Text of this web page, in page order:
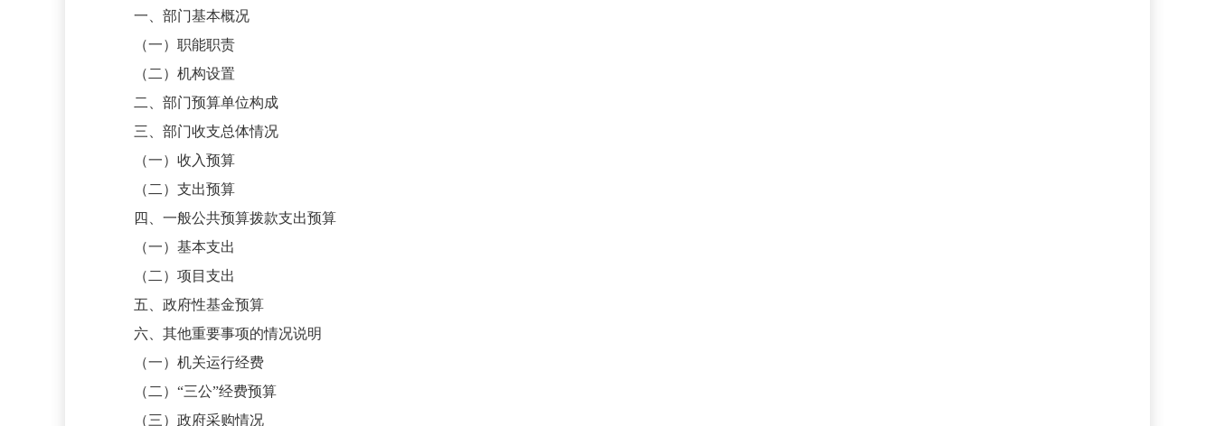
一、部门基本概况
（一）职能职责
（二）机构设置
二、部门预算单位构成
三、部门收支总体情况
（一）收入预算
（二）支出预算
四、一般公共预算拨款支出预算
（一）基本支出
（二）项目支出
五、政府性基金预算
六、其他重要事项的情况说明
（一）机关运行经费
（二） “三公”经费预算
（三）政府采购情况